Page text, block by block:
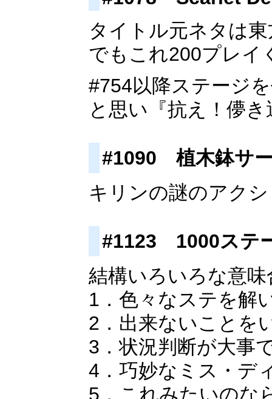
タイトル元ネタは
でもこれ200プレイ
#754以降ステージ
と思い『抗え！儚
#1090 植木鉢サ
キリンの謎のアク
#1123 1000ステ
結構いろいろな意
1．色々なステを解
2．出来ないことを
3．状況判断が大事
4．巧妙なミス・デ
5．これみたいのな